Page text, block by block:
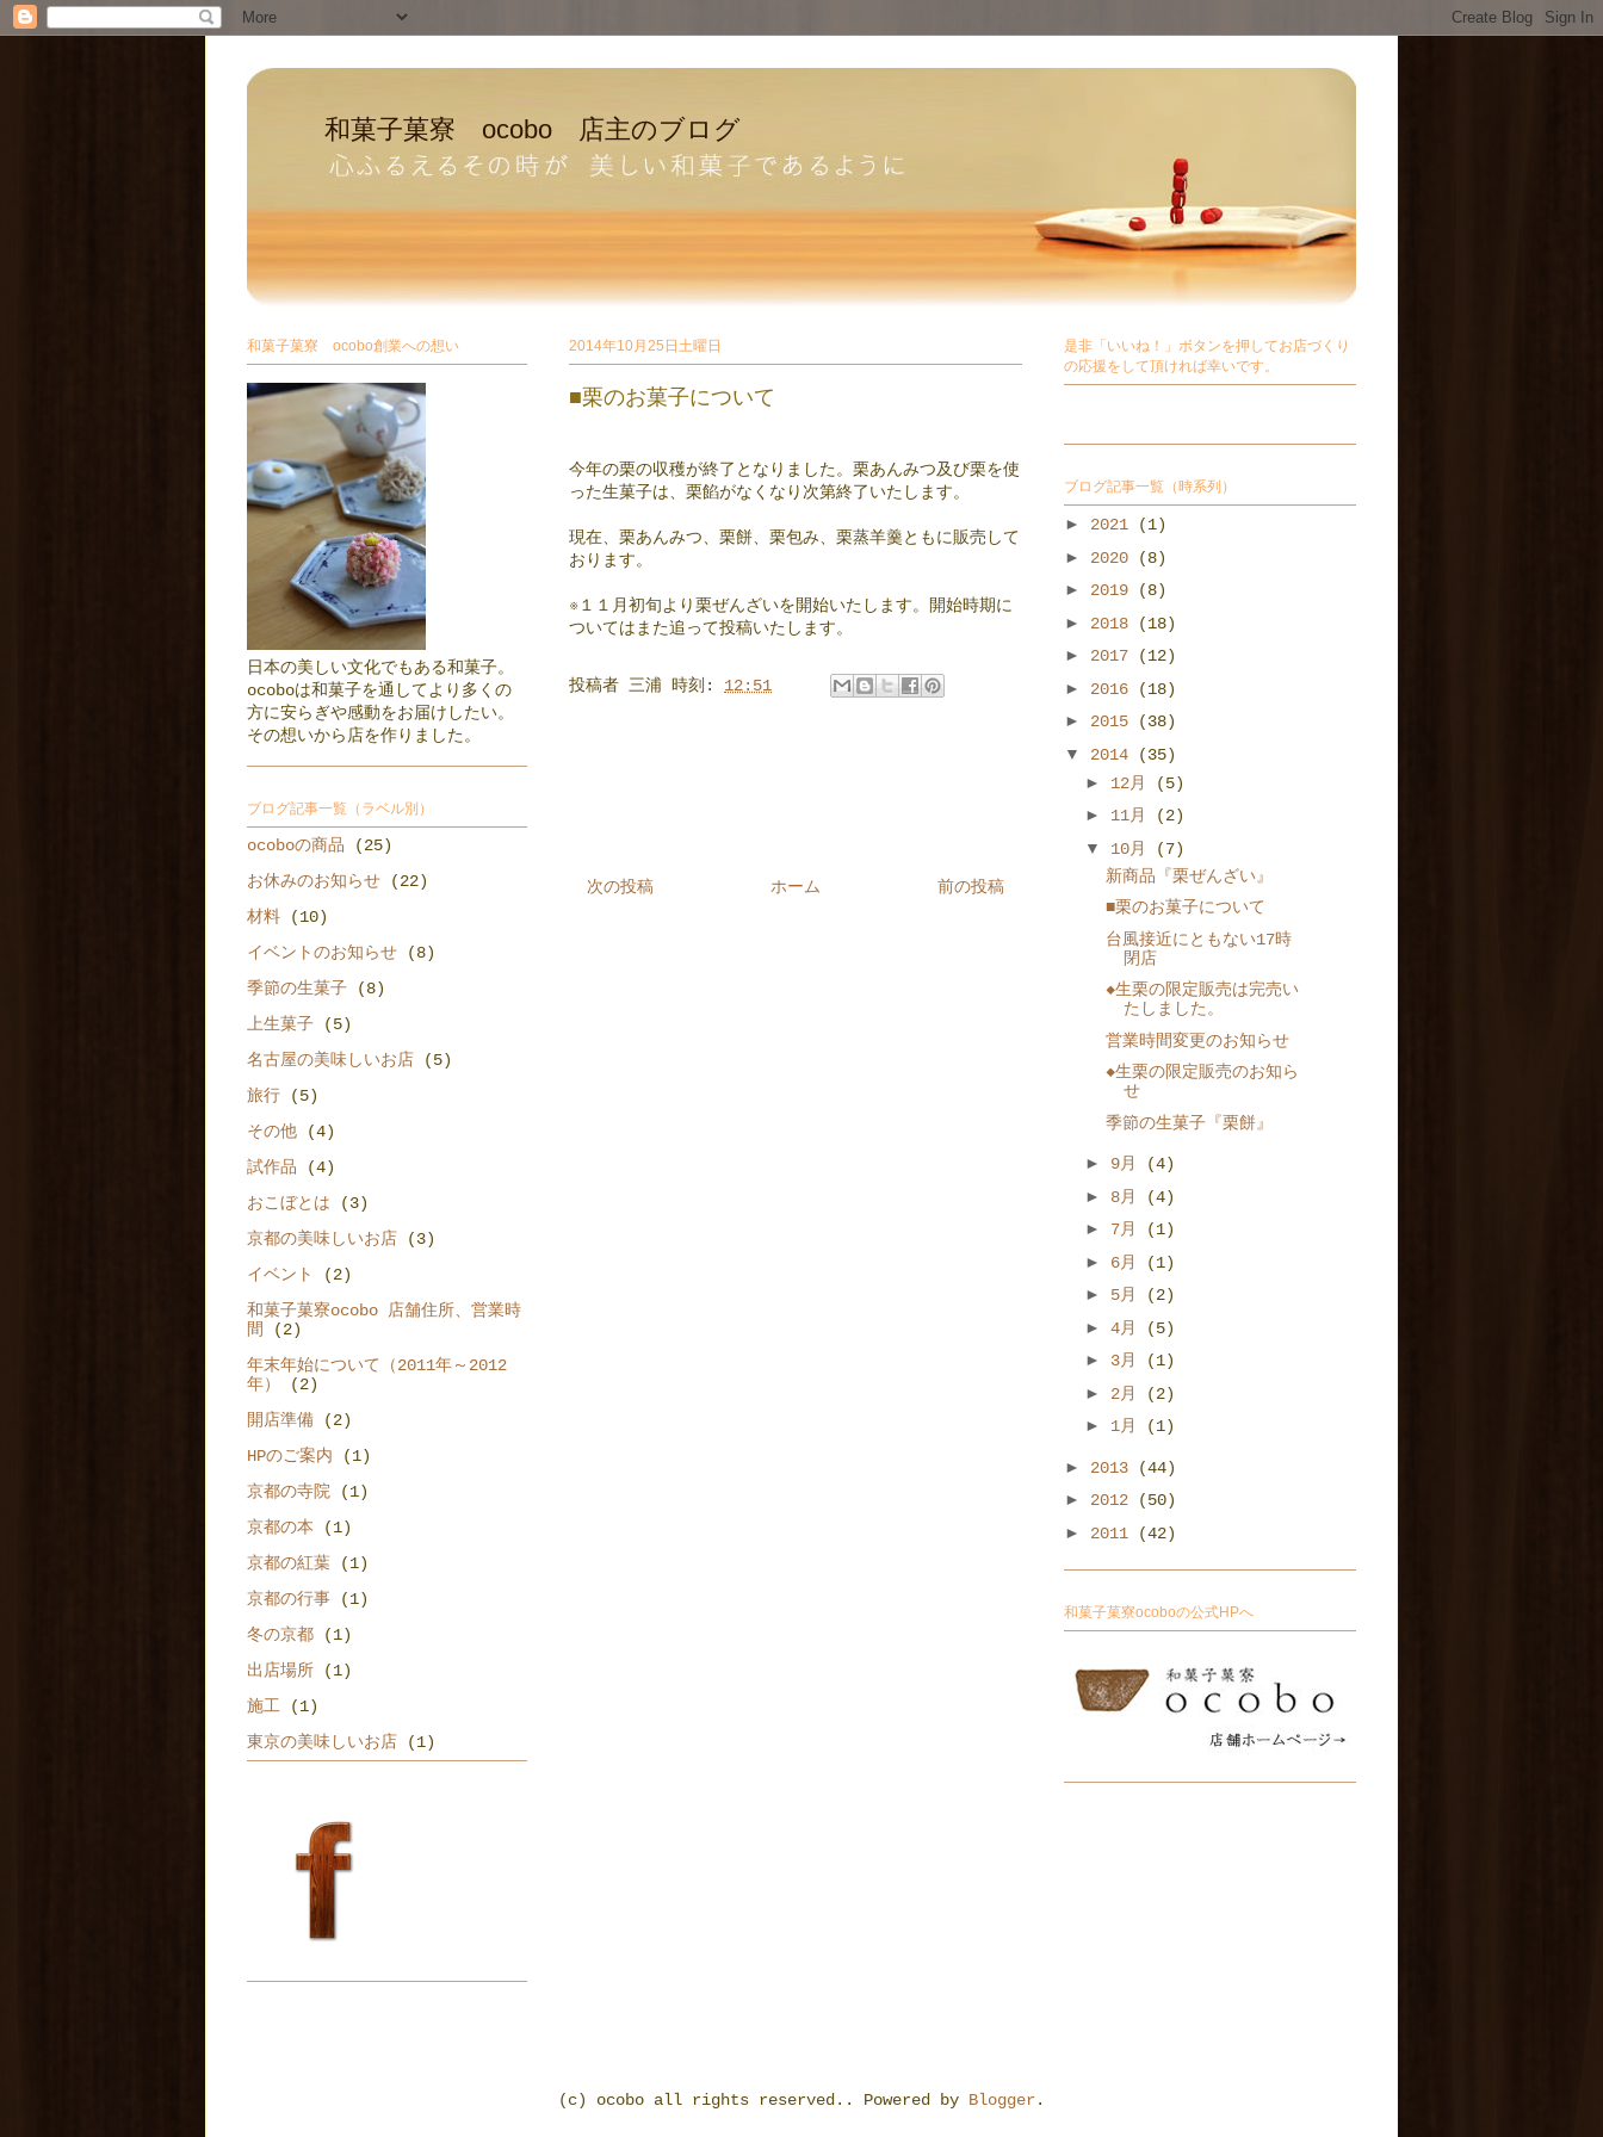
和菓子菓寮 ocobo 店主のブログ
2014年10月25日土曜日
■栗のお菓子について
今年の栗の収穫が終了となりました。栗あんみつ及び栗を使
った生菓子は、栗餡がなくなり次第終了いたします。
現在、栗あんみつ、栗餅、栗包み、栗蒸羊羹ともに販売して
おります。
※１１月初旬より栗ぜんざいを開始いたします。開始時期に
ついてはまた追って投稿いたします。
投稿者 三浦 時刻: 12:51
次の投稿 前の投稿
ホーム
和菓子菓寮 ocobo創業への想い
日本の美しい文化でもある和菓子。
ocoboは和菓子を通してより多くの
方に安らぎや感動をお届けしたい。
その想いから店を作りました。
ブログ記事一覧（ラベル別）
ocoboの商品
(25)
お休みのお知らせ
(22)
材料
(10)
イベントのお知らせ
(8)
季節の生菓子
(8)
上生菓子
(5)
名古屋の美味しいお店
(5)
旅行
(5)
その他
(4)
試作品
(4)
おこぼとは
(3)
京都の美味しいお店
(3)
イベント
(2)
和菓子菓寮ocobo 店舗住所、営業時
間
(2)
年末年始について（2011年～2012
年）
(2)
開店準備
(2)
HPのご案内
(1)
京都の寺院
(1)
京都の本
(1)
京都の紅葉
(1)
京都の行事
(1)
冬の京都
(1)
出店場所
(1)
施工
(1)
東京の美味しいお店
(1)
是非「いいね！」ボタンを押してお店づくり
の応援をして頂ければ幸いです。
ブログ記事一覧（時系列）
► 2021
(1)
► 2020
(8)
► 2019
(8)
► 2018
(18)
► 2017
(12)
► 2016
(18)
► 2015
(38)
▼ 2014
(35)
► 12月
(5)
► 11月
(2)
▼ 10月
(7)
新商品『栗ぜんざい』
■栗のお菓子について
台風接近にともない17時
閉店
◆生栗の限定販売は完売い
たしました。
営業時間変更のお知らせ
◆生栗の限定販売のお知ら
せ
季節の生菓子『栗餅』
► 9月
(4)
► 8月
(4)
► 7月
(1)
► 6月
(1)
► 5月
(2)
► 4月
(5)
► 3月
(1)
► 2月
(2)
► 1月 (1)
► 2013
(44)
► 2012
(50)
► 2011 (42)
和菓子菓寮ocoboの公式HPへ
(c) ocobo all rights reserved.. Powered by Blogger.